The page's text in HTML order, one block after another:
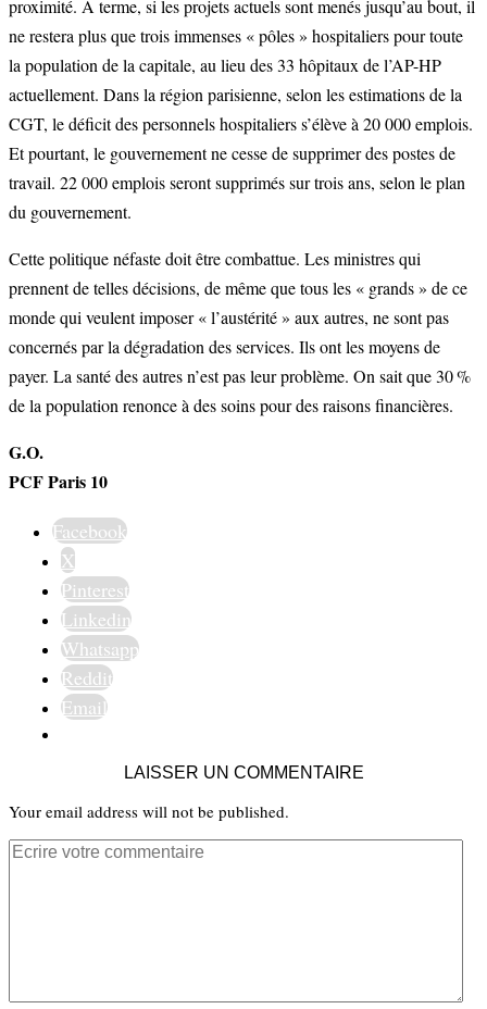
proximité. A terme, si les projets actuels sont menés jusqu’au bout, il
ne restera plus que trois immenses « pôles » hospitaliers pour toute
la population de la capitale, au lieu des 33 hôpitaux de l’AP-HP
actuellement. Dans la région parisienne, selon les estimations de la
CGT, le déficit des personnels hospitaliers s’élève à 20 000 emplois.
Et pourtant, le gouvernement ne cesse de supprimer des postes de
travail. 22 000 emplois seront supprimés sur trois ans, selon le plan
du gouvernement.
Cette politique néfaste doit être combattue. Les ministres qui
prennent de telles décisions, de même que tous les « grands » de ce
monde qui veulent imposer « l’austérité » aux autres, ne sont pas
concernés par la dégradation des services. Ils ont les moyens de
payer. La santé des autres n’est pas leur problème. On sait que 30 %
de la population renonce à des soins pour des raisons financières.
G.O.
PCF Paris 10
Facebook
X
Pinterest
Linkedin
Whatsapp
Reddit
Email
LAISSER UN COMMENTAIRE
Your email address will not be published.